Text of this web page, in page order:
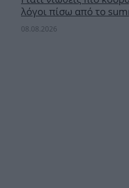
λόγοι πίσω από το
08.08.2026